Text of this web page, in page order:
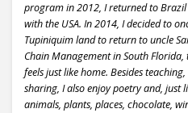
program in 2012, I returned to
with the USA. In 2014, I decided to
Tupiniquim land to return to uncle
Chain Management in South
feels just like home. Besides
sharing, I also enjoy poetry and, just
animals, plants, places, chocolate,